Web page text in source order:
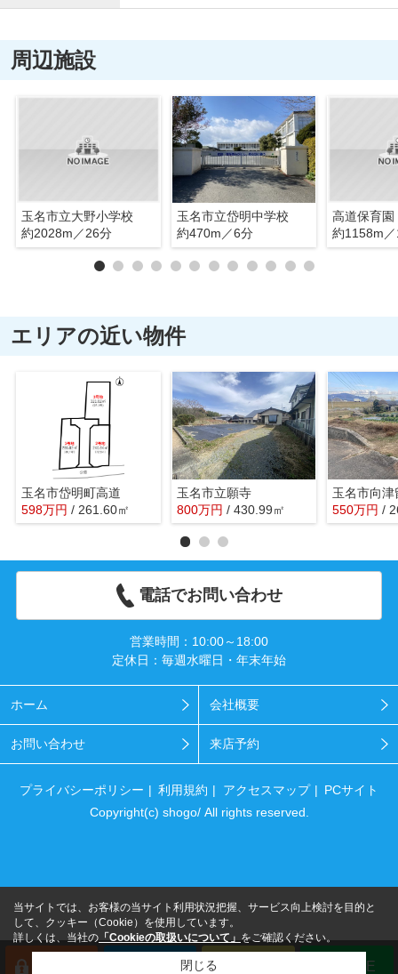
周辺施設
玉名市立大野小学校
約2028m／26分
玉名市立岱明中学校
約470m／6分
高道保育園
約1158m
エリアの近い物件
玉名市岱明町高道
598万円 / 261.60㎡
玉名市立願寺
800万円 / 430.99㎡
玉名市向津
550万円 /
電話でお問い合わせ
営業時間：10:00～18:00
定休日：毎週水曜日・年末年始
ホーム 会社概要
お問い合わせ 来店予約
プライバシーポリシー 利用規約 アクセスマップ
PCサイト
Copyright(c) shogo/ All rights reserved.
来店予約 LINE
当サイトでは、お客様の当サイト利用状況把握、サービス向上検討を目的と
して、クッキー（Cookie）を使用しています。
詳しくは、当社の「Cookieの取扱いについて」をご確認ください。
閉じる